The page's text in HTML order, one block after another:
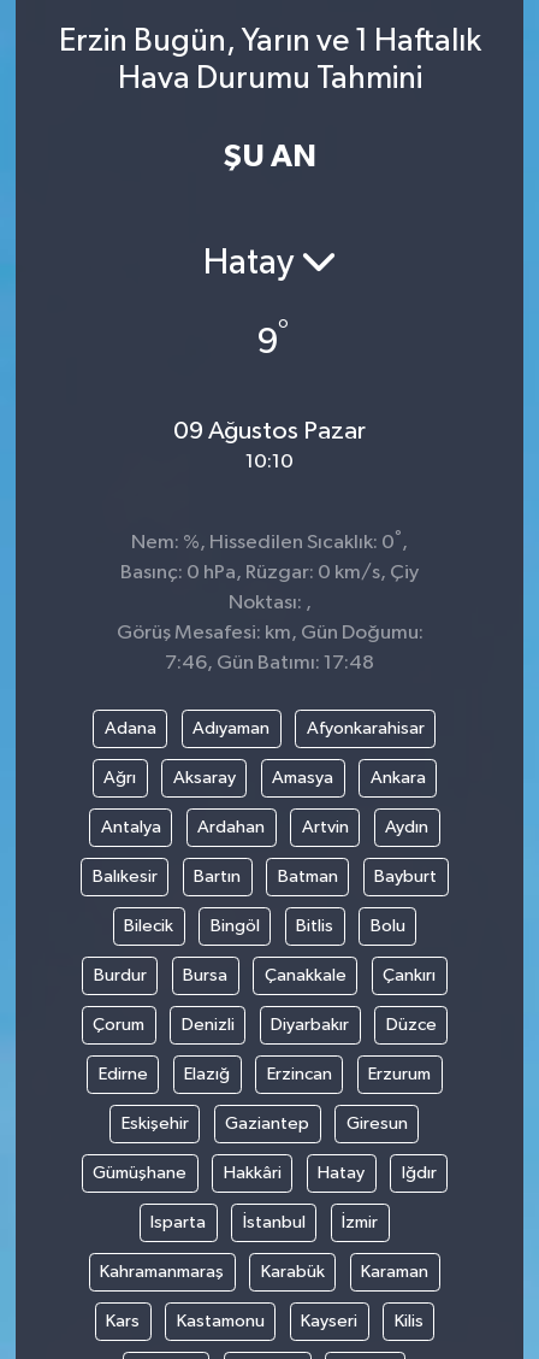
Erzin Bugün, Yarın ve 1 Haftalık
Hava Durumu Tahmini
ŞU AN
Hatay
9°
09 Ağustos Pazar
10:10
Nem: %, Hissedilen Sıcaklık: 0° ,
Basınç: 0 hPa, Rüzgar: 0 km/s, Çiy
Noktası: ,
Görüş Mesafesi: km, Gün Doğumu:
7:46, Gün Batımı: 17:48
Adana Adıyaman Afyonkarahisar
Ağrı Aksaray Amasya Ankara
Antalya Ardahan Artvin Aydın
Balıkesir Bartın Batman Bayburt
Bilecik Bingöl Bitlis Bolu
Burdur Bursa Çanakkale Çankırı
Çorum Denizli Diyarbakır Düzce
Edirne Elazığ Erzincan Erzurum
Eskişehir Gaziantep Giresun
Gümüşhane Hakkâri Hatay Iğdır
Isparta İstanbul İzmir
Kahramanmaraş Karabük Karaman
Kars Kastamonu Kayseri Kilis
SINAVLAR
AKADEMİK/BİLİM